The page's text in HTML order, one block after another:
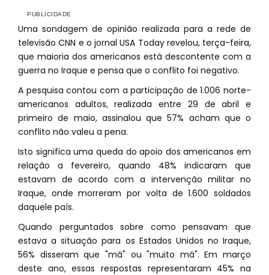
Uma sondagem de opinião realizada para a rede de
televisão CNN e o jornal USA Today revelou, terça-feira,
que maioria dos americanos está descontente com a
guerra no Iraque e pensa que o conflito foi negativo.
A pesquisa contou com a participação de 1.006 norte-
americanos adultos, realizada entre 29 de abril e
primeiro de maio, assinalou que 57% acham que o
conflito não valeu a pena.
Isto significa uma queda do apoio dos americanos em
relação a fevereiro, quando 48% indicaram que
estavam de acordo com a intervenção militar no
Iraque, onde morreram por volta de 1.600 soldados
daquele país.
Quando perguntados sobre como pensavam que
estava a situação para os Estados Unidos no Iraque,
56% disseram que "má" ou "muito má". Em março
deste ano, essas respostas representaram 45% na